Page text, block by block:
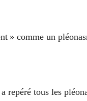
» comme un
repéré tous les